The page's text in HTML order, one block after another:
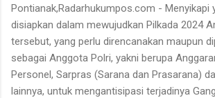
Pontianak,Radarhukumpos.com - Menyikapi
disiapkan dalam mewujudkan Pilkada 2024
tersebut, yang perlu direncanakan maupun
sebagai Anggota Polri, yakni berupa
Personel, Sarpras (Sarana dan Prasarana)
lainnya, untuk mengantisipasi terjadinya